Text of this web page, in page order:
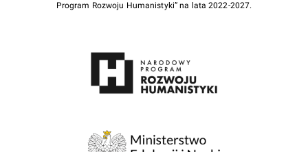
Program Rozwoju Humanistyki” na lata 2022-2027.